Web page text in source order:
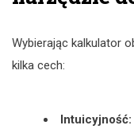
Wybierając kalkulator
kilka cech:
Intuicyjność: